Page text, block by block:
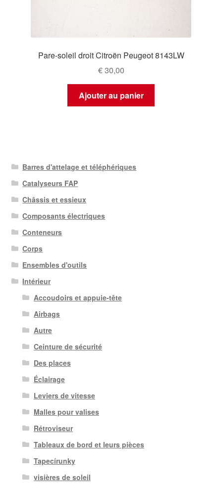
Pare-soleil droit Citroën Peugeot 8143LW
€30,00
Ajouter au panier
Barres d'attelage et téléphériques
Catalyseurs FAP
Châssis et essieux
Composants électriques
Conteneurs
Corps
Ensembles d'outils
Intérieur
Accoudoirs et appuie-tête
Airbags
Autre
Ceinture de sécurité
Des places
Éclairage
Leviers de vitesse
Malles pour valises
Rétroviseur
Tableaux de bord et leurs pièces
Tapecírunky
visières de soleil